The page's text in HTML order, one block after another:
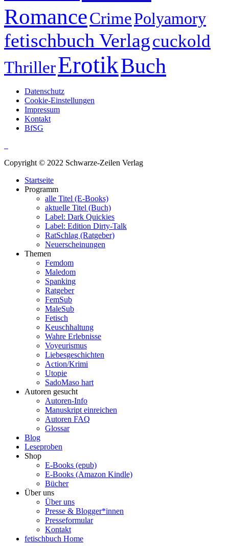
RomanceCrimePolyamory
fetischbuch Verlagcuckold
ThrillerErotikBuch
Datenschutz
Cookie-Einstellungen
Impressum
Kontakt
BfSG
Copyright © 2022 Schwarze-Zeilen Verlag
Startseite
Programm
alle Titel (E-Books)
aktuelle Titel (Buch)
Label: Dark Quickies
Label: Edition Dirty-Talk
RatSchlag (Ratgeber)
Neuerscheinungen
Themen
Femdom
Maledom
Spanking
Ratgeber
FemSub
MaleSub
Fetisch
Keuschhaltung
Wahre Erlebnisse
Voyeurismus
Liebesgeschichten
Action/Krimi
Utopie
SadoMaso hart
Autoren gesucht
Autoren-Info
Manuskript einreichen
Autoren FAQ
Glossar
Blog
Leseproben
Shop
E-Books (epub)
E-Books (Amazon Kindle)
Bücher
Über uns
Über uns
Presse & Blogger*innen
Presseformular
Kontakt
fetischbuch Home